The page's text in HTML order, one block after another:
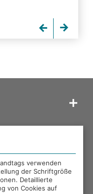
LANDTAGS
verwenden
der Schriftgröße
Detaillierte
von Cookies auf